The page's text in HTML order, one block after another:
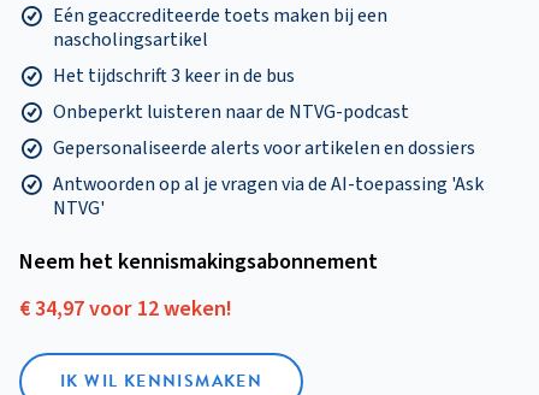
Eén geaccrediteerde toets maken bij een
nascholingsartikel
Het tijdschrift 3 keer in de bus
Onbeperkt luisteren naar de NTVG-podcast
Gepersonaliseerde alerts voor artikelen en dossiers
Antwoorden op al je vragen via de AI-toepassing 'Ask
NTVG'
Neem het kennismakings­abonnement
€ 34,97 voor 12 weken!
IK WIL KENNISMAKEN